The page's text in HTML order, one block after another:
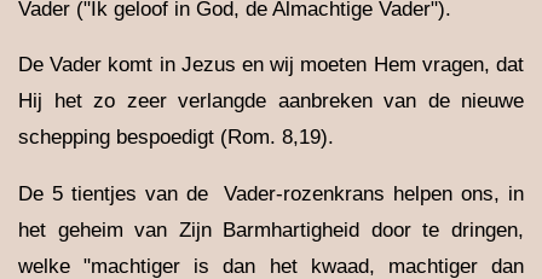
Vader ("Ik geloof in God, de Almachtige Vader").
De Vader komt in Jezus en wij moeten Hem vragen, dat
Hij het zo zeer verlangde aanbreken van de nieuwe
schepping bespoedigt (Rom. 8,19).
De 5 tientjes van de Vader-rozenkrans helpen ons, in
het geheim van Zijn Barmhartigheid door te dringen,
welke "machtiger is dan het kwaad, machtiger dan